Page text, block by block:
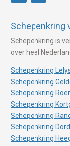
Schepenkring
Schepenkring is
over heel
Schepenkring
Schepenkring
Schepenkring
Schepenkring
Schepenkring
Schepenkring
Schepenkring